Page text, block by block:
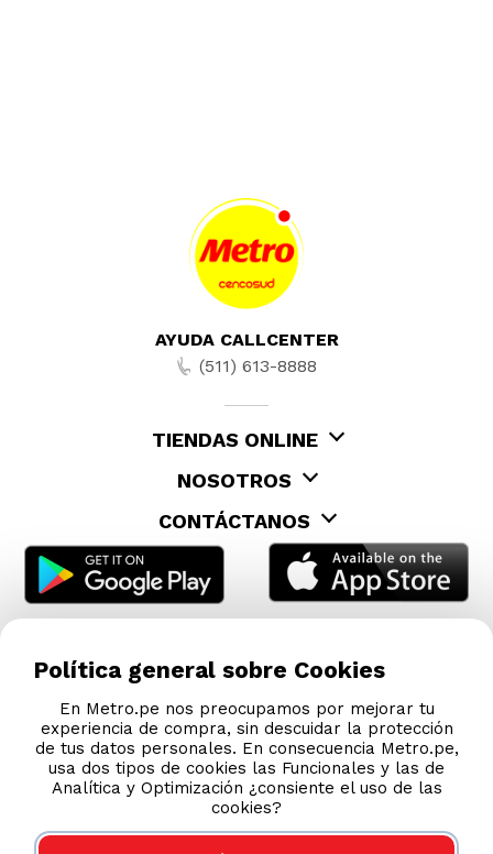
AYUDA CALLCENTER
(511) 613-8888
TIENDAS ONLINE
NOSOTROS
CONTÁCTANOS
Política general sobre Cookies
En Metro.pe nos preocupamos por mejorar tu
experiencia de compra, sin descuidar la protección
de tus datos personales. En consecuencia Metro.pe,
usa dos tipos de cookies las Funcionales y las de
Analítica y Optimización ¿consiente el uso de las
cookies?